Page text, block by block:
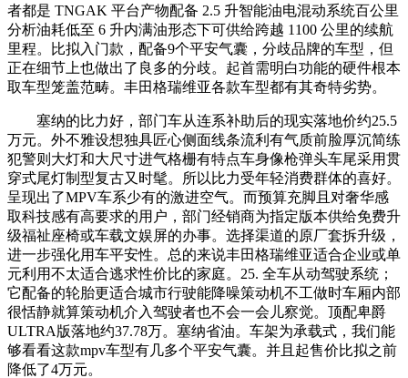
者都是 TNGAK 平台产物配备 2.5 升智能油电混动系统百公里
分析油耗低至 6 升内满油形态下可供给跨越 1100 公里的续航
里程。比拟入门款，配备9个平安气囊，分歧品牌的车型，但
正在细节上也做出了良多的分歧。起首需明白功能的硬件根本
取车型笼盖范畴。丰田格瑞维亚各款车型都有其奇特劣势。
塞纳的比力好，部门车从连系补助后的现实落地价约25.5
万元。外不雅设想独具匠心侧面线条流利有气质前脸厚沉简练
犯警则大灯和大尺寸进气格栅有特点车身像枪弹头车尾采用贯
穿式尾灯制型复古又时髦。所以比力受年轻消费群体的喜好。
呈现出了MPV车系少有的激进空气。而预算充脚且对奢华感
取科技感有高要求的用户，部门经销商为指定版本供给免费升
级福祉座椅或车载文娱屏的办事。选择渠道的原厂套拆升级，
进一步强化用车平安性。总的来说丰田格瑞维亚适合企业或单
元利用不太适合逃求性价比的家庭。25. 全车从动驾驶系统；
它配备的轮胎更适合城市行驶能降噪策动机不工做时车厢内部
很恬静就算策动机介入驾驶者也不会一会儿察觉。顶配卑爵
ULTRA版落地约37.78万。塞纳省油。车架为承载式，我们能
够看看这款mpv车型有几多个平安气囊。并且起售价比拟之前
降低了4万元。